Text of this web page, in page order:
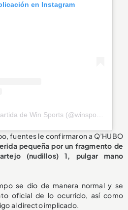
en Instagram
fuentes le confirmaron a Q’HUBO
pequeña por un fragmento de
(nudillos) 1, pulgar mano
se dio de manera normal y se
oficial de lo ocurrido, así como
al directo implicado.